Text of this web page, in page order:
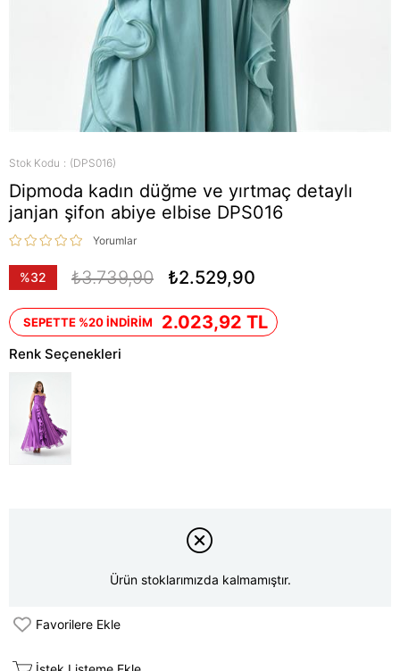
Stok Kodu (DPS016)
Dipmoda kadın düğme ve yırtmaç detaylı
janjan şifon abiye elbise DPS016
Yorumlar
%32
₺3.739,90 ₺2.529,90
SEPETTE %20 İNDİRİM 2.023,92 TL
Renk Seçenekleri
Ürün stoklarımızda kalmamıştır.
Favorilere Ekle